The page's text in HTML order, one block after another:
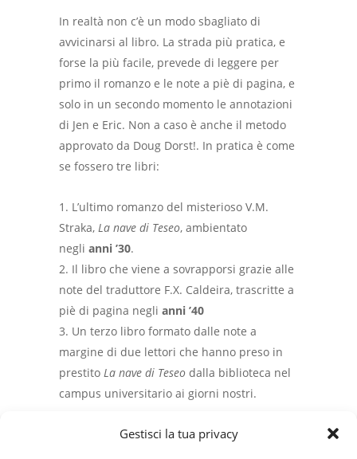
Gestisci la tua privacy
In realtà non c’è un modo sbagliato di
avvicinarsi al libro. La strada più pratica, e
forse la più facile, prevede di leggere per
primo il romanzo e le note a piè di pagina, e
solo in un secondo momento le annotazioni
di Jen e Eric. Non a caso è anche il metodo
approvato da Doug Dorst!. In pratica è come
se fossero tre libri:
L’ultimo romanzo del misterioso V.M.
Straka, La nave di Teseo, ambientato
negli anni ’30.
Il libro che viene a sovrapporsi grazie alle
note del traduttore F.X. Caldeira, trascritte a
piè di pagina negli anni ’40
Un terzo libro formato dalle note a
margine di due lettori che hanno preso in
prestito La nave di Teseo dalla biblioteca nel
campus universitario ai giorni nostri.
Le annotazioni a matita sono di Eric, il primo